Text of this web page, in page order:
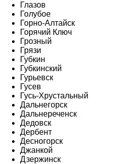
Глазов
Голубое
Горно-Алтайск
Горячий Ключ
Грозный
Грязи
Губкин
Губкинский
Гурьевск
Гусев
Гусь-Хрустальный
Дальнегорск
Дальнереченск
Дедовск
Дербент
Десногорск
Джанкой
Дзержинск